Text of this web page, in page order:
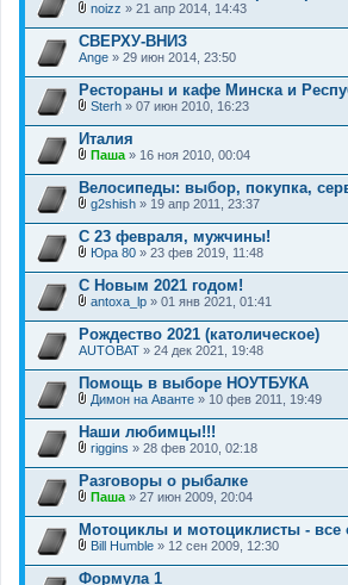
иж
е
н
и
л
о
ж
е
н
и
noizz » 21 апр 2014, 14:43
СВЕРХУ-ВНИЗ
Ange » 29 июн 2014, 23:50
Рестораны и кафе Минска и
л
о
ж
е
н
и
Sterh » 07 июн 2010, 16:23
Италия
л
о
ж
е
н
и
Паша » 16 ноя 2010, 00:04
Велосипеды: выбор, покупка,
В
л
о
ж
е
н
и
g2shish » 19 апр 2011, 23:37
С 23 февраля, мужчины!
л
о
ж
е
н
и
Юра 80 » 23 фев 2019, 11:48
С Новым 2021 годом!
л
о
ж
е
н
и
antoxa_lp » 01 янв 2021, 01:41
Рождество 2021 (католическое)
AUTOBAT » 24 дек 2021, 19:48
Помощь в выборе НОУТБУКА
В
л
о
ж
е
н
и
Димон на Аванте » 10 фев 2011, 19:49
Наши любимцы!!!
л
о
ж
е
н
и
riggins » 28 фев 2010, 02:18
Разговоры о рыбалке
л
о
ж
е
н
Паша » 27 июн 2009, 20:04
Мотоциклы и мотоциклисты - все
л
Bill Humble » 12 сен 2009, 12:30
Формула 1